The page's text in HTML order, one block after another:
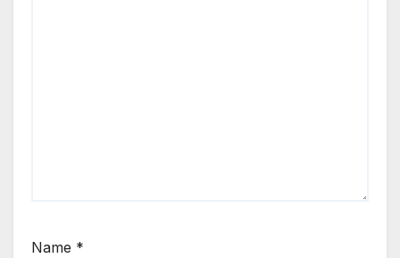
Name *